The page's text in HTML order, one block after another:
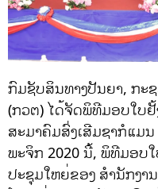
ກົມຊັບສິນທາງປັນຍາ, ກະ
(ກວຕ) ໄດ້ຈັດພິທີມອບໃບຢັ້
ສະມາຄົມສົ່ງເສີມຊາກໍແມ
ພະຈິກ 2020 ນີ້, ພິທີມອບ
ປະຊຸມໃຫຍ່ຂອງ ສຳນັກງາ